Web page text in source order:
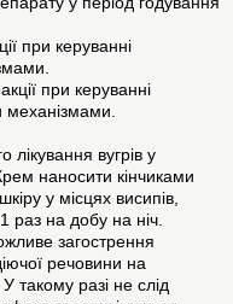
при керуванні
при керуванні
механізмами.
лікування вугрів у
наносити кінчиками
у місцях висипів,
раз на добу на ніч.
загострення
речовини на
такому разі не слід